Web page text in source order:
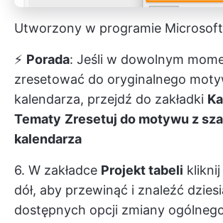
Utworzony w programie
⚡️ Porada: Jeśli w dowolnym
zresetować do oryginalnego
kalendarza, przejdź do zakładki
Tematy Zresetuj do motywu z
kalendarza
6. W zakładce Projekt tabeli kliknij
dół, aby przewinąć i znaleźć
dostępnych opcji zmiany